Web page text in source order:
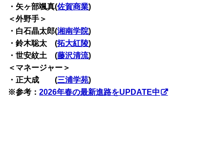
・矢ヶ部颯真(佐賀商業)
＜外野手＞
・白石晶太郎(湘南学院)
・鈴木聡太 (拓大紅陵)
・世安紋土 (藤沢清流)
＜マネージャー＞
・正大成 (三浦学苑)
※参考：2026年春の最新進路をUPDATE中